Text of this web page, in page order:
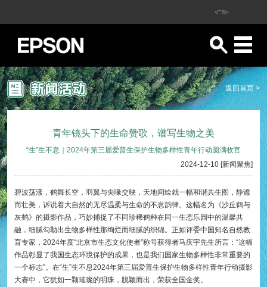
<广告>
返回首页 >
青年镜头下的生命赞歌，谱写生物之美
“生”生不息｜2024年第三届爱普生保护生物多样性青年行动圆满收官
2024-12-10 [新闻聚焦]
碧波荡漾，鹤舞长空，羽翼与尖喙交映，天地间绘就一幅和谐共生图，静谧
而壮美，诉说着大自然的无尽温柔与生命的不息韵律。这幅名为《沙丘鹤与
灰鹤》的摄影作品，巧妙捕捉了不同珍稀鹤种在同一生态乐园中的温馨共
融，细腻勾勒出生物多样性那绚烂而细腻的织锦。正如评委中国知名自然教
育专家，2024年度“北京市生态文化使者”称号获得者马庆宇先生所言：“这幅
作品彰显了我国生态环境保护的成果，也是我们国家生物多样性非常重要的
一个标志”。在“生”生不息2024年第三届爱普生保护生物多样性青年行动摄影
大赛中，它犹如一颗璀璨的明珠，脱颖而出，荣获全国金奖。